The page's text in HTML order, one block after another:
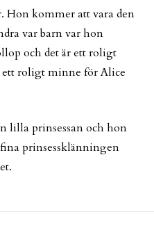
Hon kommer att vara den
var barn var hon
och det är ett roligt
roligt minne för Alice
lilla prinsessan och hon
prinsessklänningen